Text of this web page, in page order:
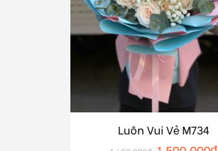
Luôn Vui Vẻ M734